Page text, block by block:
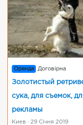
Оренда Договірна
Золотистый
сука, для съемок,
рекламы
Киев · 29 Січня 2019